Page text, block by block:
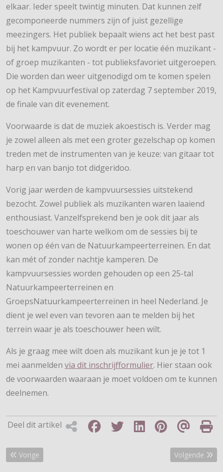
elkaar. Ieder speelt twintig minuten. Dat kunnen zelf
gecomponeerde nummers zijn of juist gezellige
meezingers. Het publiek bepaalt wiens act het best past
bij het kampvuur. Zo wordt er per locatie één muzikant -
of groep muzikanten - tot publieksfavoriet uitgeroepen.
Die worden dan weer uitgenodigd om te komen spelen
op het Kampvuurfestival op zaterdag 7 september 2019,
de finale van dit evenement.
Voorwaarde is dat de muziek akoestisch is. Verder mag
je zowel alleen als met een groter gezelschap op komen
treden met de instrumenten van je keuze: van gitaar tot
harp en van banjo tot didgeridoo.
Vorig jaar werden de kampvuursessies uitstekend
bezocht. Zowel publiek als muzikanten waren laaiend
enthousiast. Vanzelfsprekend ben je ook dit jaar als
toeschouwer van harte welkom om de sessies bij te
wonen op één van de Natuurkampeerterreinen. En dat
kan mét of zonder nachtje kamperen. De
kampvuursessies worden gehouden op een 25-tal
Natuurkampeerterreinen en
GroepsNatuurkampeerterreinen in heel Nederland. Je
dient je wel even van tevoren aan te melden bij het
terrein waar je als toeschouwer heen wilt.
Als je graag mee wilt doen als muzikant kun je je tot 1
mei aanmelden via dit inschrijfformulier. Hier staan ook
de voorwaarden waaraan je moet voldoen om te kunnen
deelnemen.
Deel dit artikel
Vorig artikel: In de startblokken voor Pronkjewailpad
Vorige Volgende
Volgende